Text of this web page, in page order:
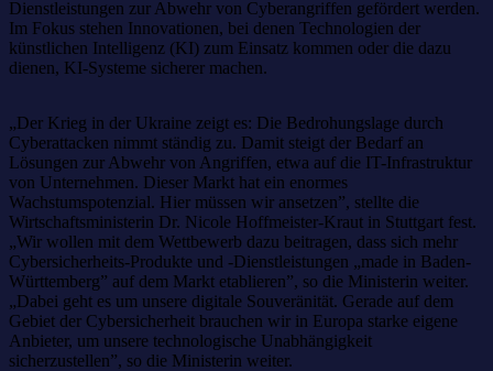
Dienstleistungen zur Abwehr von Cyberangriffen gefördert werden.
Im Fokus stehen Innovationen, bei denen Technologien der
künstlichen Intelligenz (KI) zum Einsatz kommen oder die dazu
dienen, KI-Systeme sicherer machen.
„Der Krieg in der Ukraine zeigt es: Die Bedrohungslage durch
Cyberattacken nimmt ständig zu. Damit steigt der Bedarf an
Lösungen zur Abwehr von Angriffen, etwa auf die IT-Infrastruktur
von Unternehmen. Dieser Markt hat ein enormes
Wachstumspotenzial. Hier müssen wir ansetzen”, stellte die
Wirtschaftsministerin Dr. Nicole Hoffmeister-Kraut in Stuttgart fest.
„Wir wollen mit dem Wettbewerb dazu beitragen, dass sich mehr
Cybersicherheits-Produkte und -Dienstleistungen „made in Baden-
Württemberg” auf dem Markt etablieren”, so die Ministerin weiter.
„Dabei geht es um unsere digitale Souveränität. Gerade auf dem
Gebiet der Cybersicherheit brauchen wir in Europa starke eigene
Anbieter, um unsere technologische Unabhängigkeit
sicherzustellen”, so die Ministerin weiter.